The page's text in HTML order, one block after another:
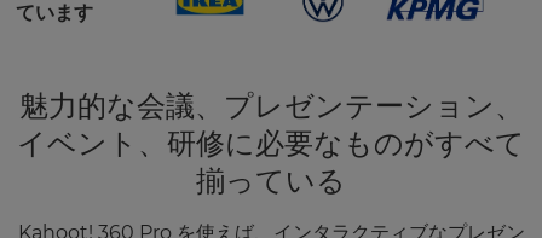
ています
魅力的な会議、プレゼンテーション、
イベント、研修に必要なものがすべて
揃っている
Kahoot! 360 Pro を使えば、インタラクティブなプレゼン